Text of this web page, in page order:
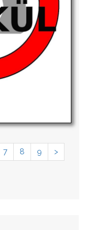
7 8 9
>